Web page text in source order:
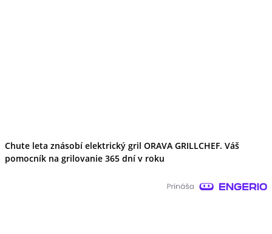
Chute leta znásobí elektrický gril ORAVA GRILLCHEF. Váš
pomocník na grilovanie 365 dní v roku